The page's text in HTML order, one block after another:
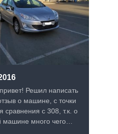
Решил написать
о машине, с точки
сравнения с 308, т.к. о
машине много чего